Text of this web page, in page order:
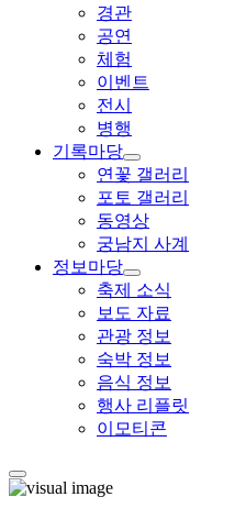
경관
공연
체험
이벤트
전시
병행
기록마당
연꽃 갤러리
포토 갤러리
동영상
궁남지 사계
정보마당
축제 소식
보도 자료
관광 정보
숙박 정보
음식 정보
행사 리플릿
이모티콘